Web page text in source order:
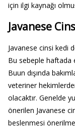
için ilgi kaynağı
Javanese
Javanese cinsi kedi
Bu sebeple haftada
Buun dışında
veteriner
olacaktır. Genelde
önerilen Javanese
beslenmesi